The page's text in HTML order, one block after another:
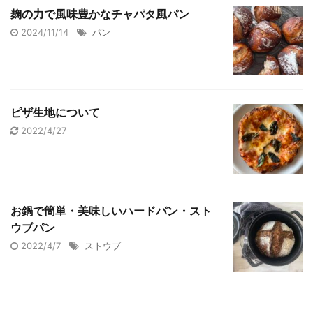
麹の力で風味豊かなチャパタ風パン
2024/11/14 パン
ピザ生地について
2022/4/27
お鍋で簡単・美味しいハードパン・スト
ウブパン
2022/4/7 ストウブ